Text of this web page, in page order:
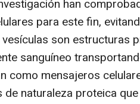
han
para este fin,
son estructuras
sanguíneo
como mensajeros
de naturaleza proteica